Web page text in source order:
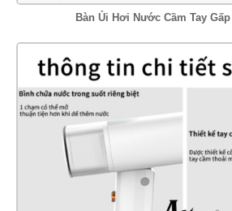
Bàn Ủi Hơi Nước Cầm Tay